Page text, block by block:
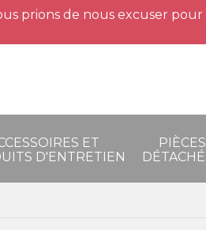
prions de nous excuser
ET
D'ENTRETIEN
PIÈCES